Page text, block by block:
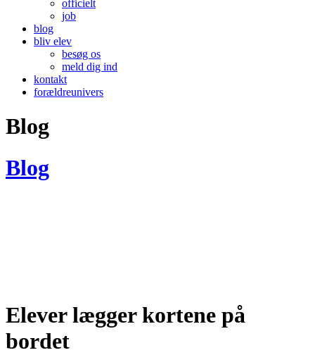
officielt
job
blog
bliv elev
besøg os
meld dig ind
kontakt
forældreunivers
Blog
Blog
Elever lægger kortene på
bordet